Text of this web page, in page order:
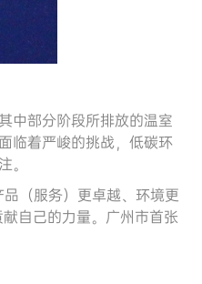
中部分阶段所排放的温室
临着严峻的挑战，低碳环
。
（服务）更卓越、环境更
自己的力量。广州市首张